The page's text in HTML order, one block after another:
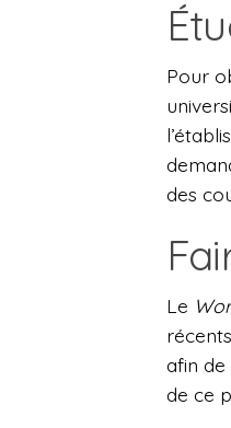
Pour
des
Le
afin de
de ce